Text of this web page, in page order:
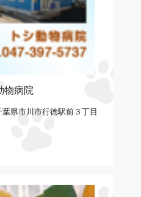
物病院
県市川市行徳駅前３丁目